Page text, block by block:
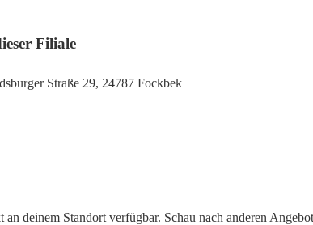
Filiale
Straße 29, 24787 Fockbek
deinem Standort verfügbar. Schau nach anderen